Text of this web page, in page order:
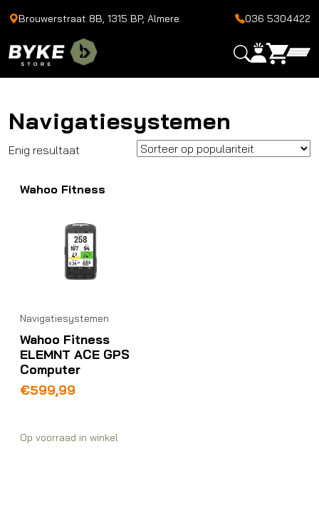
Brouwerstraat 8B, 1315 BP, Almere 036 5304422
Navigatiesystemen
Enig resultaat
Wahoo Fitness
Navigatiesystemen
Wahoo Fitness
ELEMNT ACE GPS
Computer
€599,99
Op voorraad in winkel